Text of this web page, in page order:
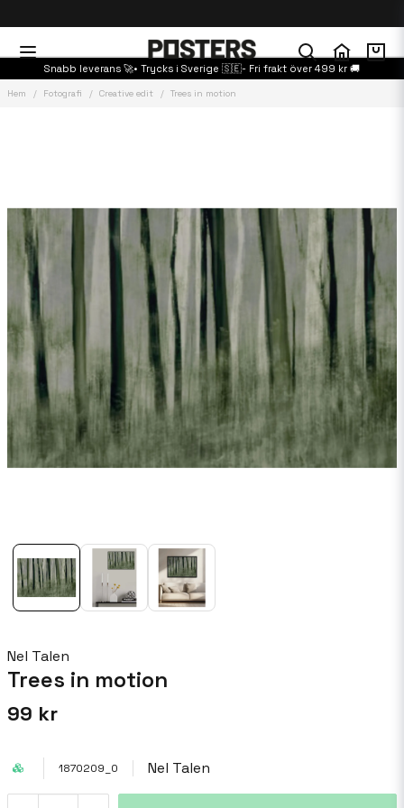
Snabb leverans 🚀• Trycks i Sverige 🇸🇪- Fri frakt över 499 kr 🚚
Hem Fotografi Creative edit Trees in motion
Nel Talen
Trees in motion
99 kr
1870209_0 Nel Talen